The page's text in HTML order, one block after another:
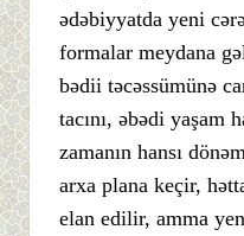
ədəbiyyatda yeni
formalar meydana
bədii təcəssümünə
tacını, əbədi yaşam
zamanın hansı
arxa plana keçir,
elan edilir, amma